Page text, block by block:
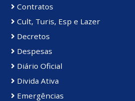
Contratos
Cult, Turis, Esp e Lazer
Decretos
Despesas
Diário Oficial
Divida Ativa
Emergências